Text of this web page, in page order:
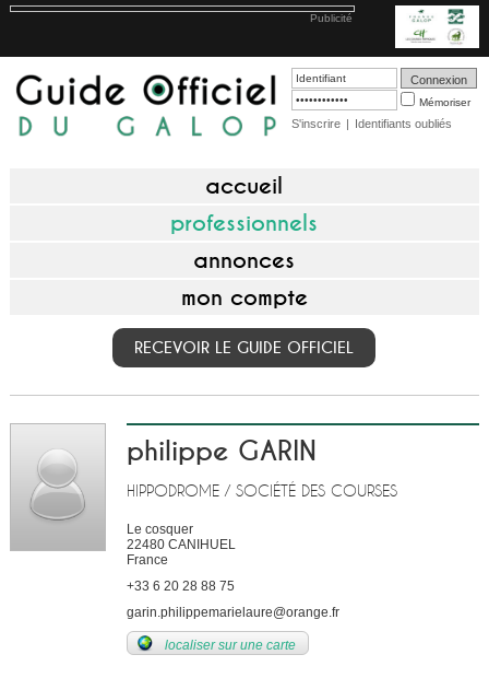
Publicité
Mémoriser
S'inscrire | Identifiants oubliés
accueil
professionnels
annonces
mon compte
RECEVOIR LE GUIDE OFFICIEL
philippe GARIN
HIPPODROME / SOCIÉTÉ DES COURSES
Le cosquer
22480 CANIHUEL
France
+33 6 20 28 88 75
garin.philippemarielaure@orange.fr
localiser sur une carte